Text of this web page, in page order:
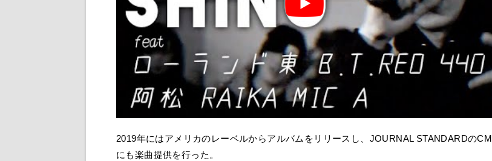
2019年にはアメリカのレーベルからアルバムをリリースし、JOURNAL STANDARDのCM
にも楽曲提供を行った。